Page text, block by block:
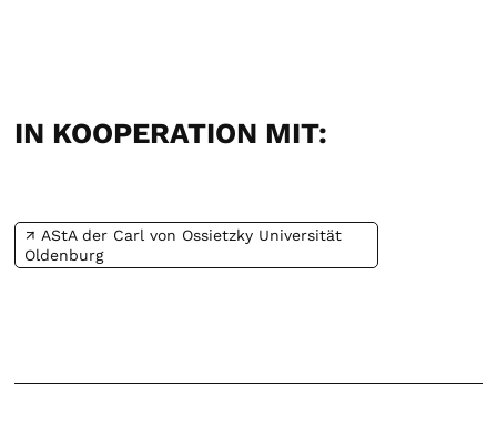
IN KOOPERATION MIT:
AStA der Carl von Ossietzky Universität
Oldenburg